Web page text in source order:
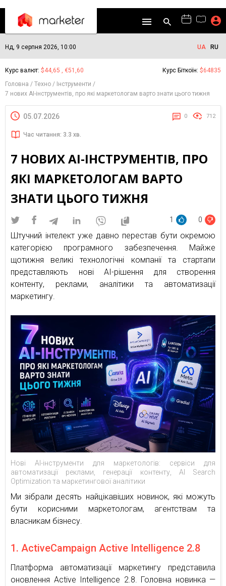
Нд, 9 серпня 2026, 10:00 UA RU
Курс валют: $44,65 , €51,60 Курс Біткоїн: $64835
Головна
Техно
Інструменти
7 нових AI-інструментів, про які маркетологам варто знати цього тижня
05.07.2026 0 712
Час читання: 3.3 хв.
7 НОВИХ AI-ІНСТРУМЕНТІВ, ПРО
ЯКІ МАРКЕТОЛОГАМ ВАРТО
ЗНАТИ ЦЬОГО ТИЖНЯ
1 0
Штучний інтелект уже давно перестав бути окремою
категорією програмного забезпечення. Майже
щотижня великі технологічні компанії та стартапи
представляють нові AI-рішення для створення
контенту, реклами, аналітики та автоматизації
маркетингу.
Нові AI-інструменти для маркетологів: сервіси для
автоматизації реклами, генерації контенту, AI Search
Optimization та маркетингової аналітики
Ми зібрали десять найцікавіших новинок, які можуть
бути корисними маркетологам, агентствам та
власникам бізнесу.
1. ActiveCampaign Active Intelligence 2.8
Платформа автоматизації маркетингу представила
оновлення Active Intelligence 2.8. Головна новинка —